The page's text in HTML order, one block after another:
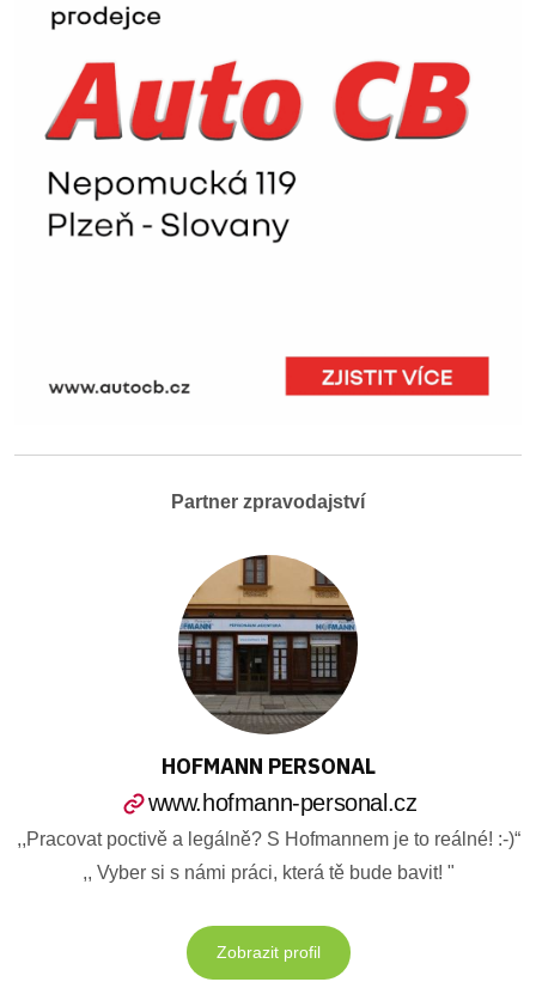
Partner zpravodajství
HOFMANN PERSONAL
www.hofmann-personal.cz
,,Pracovat poctivě a legálně? S Hofmannem je to reálné! :-)“
,, Vyber si s námi práci, která tě bude bavit! "
Zobrazit profil